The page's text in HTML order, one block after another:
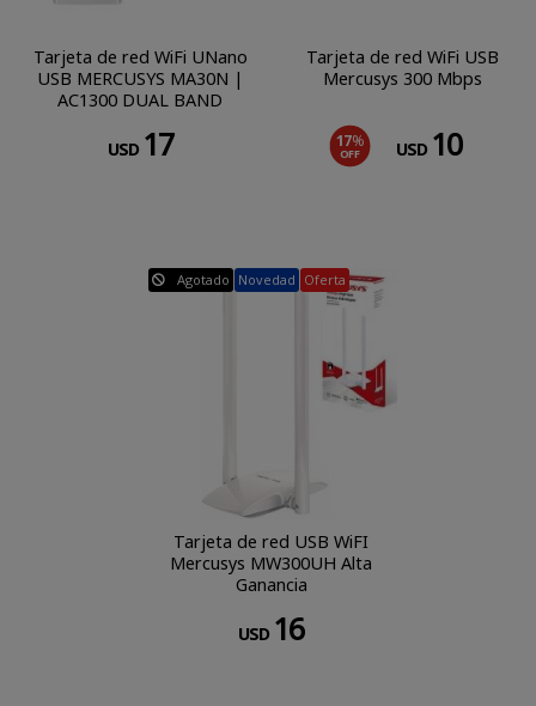
Tarjeta de red WiFi UNano
USB MERCUSYS MA30N |
AC1300 DUAL BAND
USD 17
Tarjeta de red WiFi USB
Mercusys 300 Mbps
17%
OFF USD 10
Agotado Novedad Oferta
Tarjeta de red USB WiFI
Mercusys MW300UH Alta
Ganancia
USD 16